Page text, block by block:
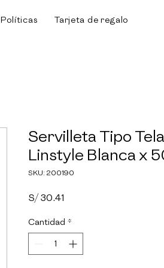
Políticas Tarjeta de regalo
Servilleta Tipo
Linstyle Blanca x
SKU: 200190
S/ 30.41
Cantidad *